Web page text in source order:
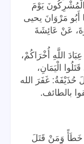
يَوْمَ
مَرْوَانَ يحيى
عَنْ عَائِشَةَ
اللَّهِ أُخْرَاكُمْ،
الْيَمَانِ،
حُذَيْفَةُ: غَفَرَ الله
بالطائف.
خَطَأً وَمَنْ قَتَلَ